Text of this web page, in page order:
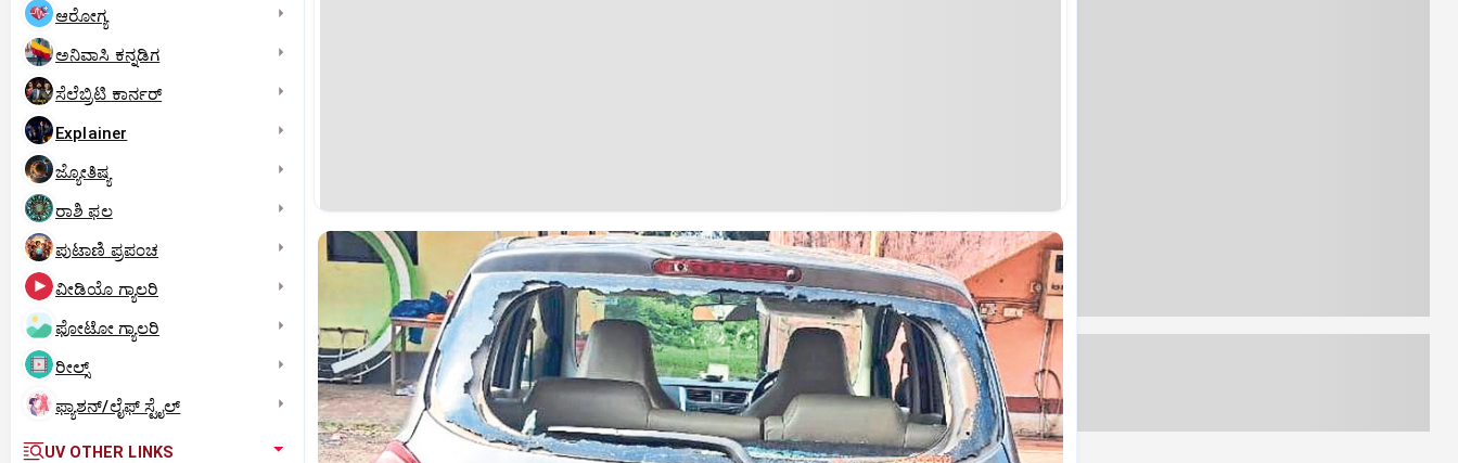
ಆರೋಗ್ಯ
ಅನಿವಾಸಿ ಕನ್ನಡಿಗ
ಸೆಲೆಬ್ರಿಟಿ ಕಾರ್ನರ್‌
Explainer
ಜ್ಯೋತಿಷ್ಯ
ರಾಶಿ ಫಲ
ಪುಟಾಣಿ ಪ್ರಪಂಚ
ವೀಡಿಯೊ ಗ್ಯಾಲರಿ
ಫೋಟೋ ಗ್ಯಾಲರಿ
ರೀಲ್ಸ್
ಫ್ಯಾಶನ್/ಲೈಫ್‌ ಸ್ಟೈಲ್
UV OTHER LINKS